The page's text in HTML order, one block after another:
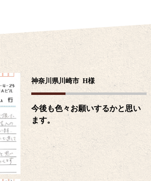
神奈川県川崎市 H様
今後も色々お願いするかと思い
ます。